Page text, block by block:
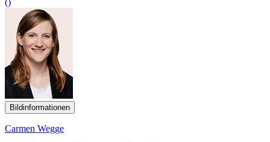
Bildinformationen
Carmen Wegge